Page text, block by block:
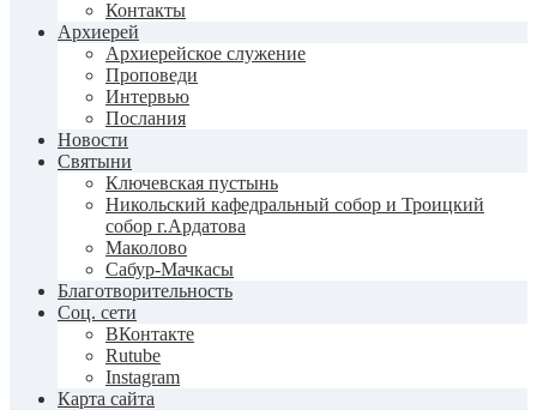
Контакты
Архиерей
Архиерейское служение
Проповеди
Интервью
Послания
Новости
Святыни
Ключевская пустынь
Никольский кафедральный собор и Троицкий
собор г.Ардатова
Маколово
Сабур-Мачкасы
Благотворительность
Соц. сети
ВКонтакте
Rutube
Instagram
Карта сайта